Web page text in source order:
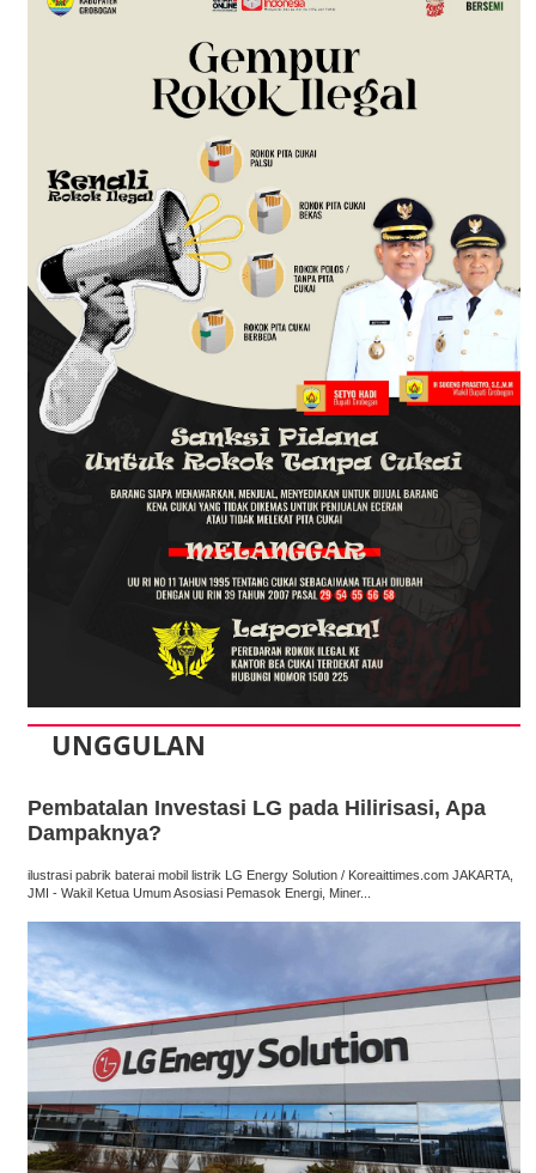
UNGGULAN
Pembatalan Investasi LG pada Hilirisasi, Apa
Dampaknya?
ilustrasi pabrik baterai mobil listrik LG Energy Solution / Koreaittimes.com JAKARTA,
JMI - Wakil Ketua Umum Asosiasi Pemasok Energi, Miner...